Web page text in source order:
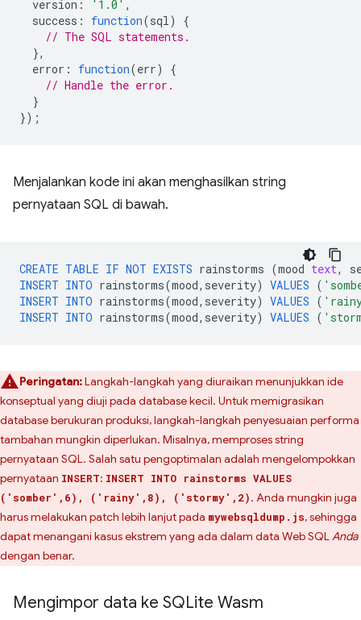
version : '1.0' ,
success : function(sql)
{
// The SQL statements.
},
error : function(err)
{
// Handle the error.
}
});
Menjalankan kode ini akan menghasilkan string
pernyataan SQL di bawah.
CREATE TABLE IF NOT EXISTS rainstorms (mood text,
INSERT INTO rainstorms(mood, severity) VALUES (
INSERT INTO rainstorms(mood, severity) VALUES (
INSERT INTO rainstorms(mood, severity) VALUES (
Peringatan:Langkah-langkah yang diuraikan menunjukkan ide
konseptual yang diuji pada database kecil. Untuk memigrasikan
database berukuran produksi, langkah-langkah penyesuaian performa
tambahan mungkin diperlukan. Misalnya, memproses string
pernyataan SQL. Salah satu pengoptimalan adalah mengelompokkan
pernyataan INSERT: INSERT INTO rainstorms VALUES
('somber',6), ('rainy',8), ('stormy',2). Anda mungkin juga
harus melakukan patch lebih lanjut pada mywebsqldump.js, sehingga
dapat menangani kasus ekstrem yang ada dalam data Web SQLAnda
dengan benar.
Mengimpor data ke SQLite Wasm